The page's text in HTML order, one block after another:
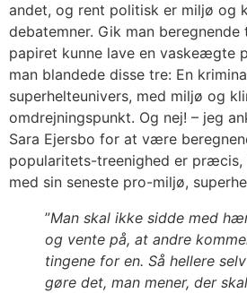
andet, og rent politisk er miljø og
debatemner. Gik man
papiret kunne lave en vaskeægte
man blandede disse tre: En
superhelteunivers, med miljø og
omdrejningspunkt. Og nej! – jeg
Sara Ejersbo for at være
popularitets-treenighed er præcis,
med sin seneste pro-miljø,
”Man skal ikke sidde med
og vente på, at andre
tingene for en. Så hellere
gøre det, man mener, der